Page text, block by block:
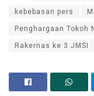
kebebasan pers
Penghargaan
Rakernas ke 3 JMSI